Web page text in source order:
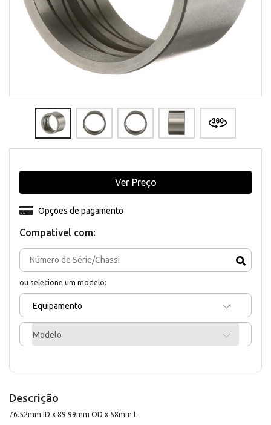
Compativel com:
ou selecione um modelo:
Equipamento
Modelo
Opções de pagamento
Ver Preço
Descrição
76.52mm ID x 89.99mm OD x 58mm L